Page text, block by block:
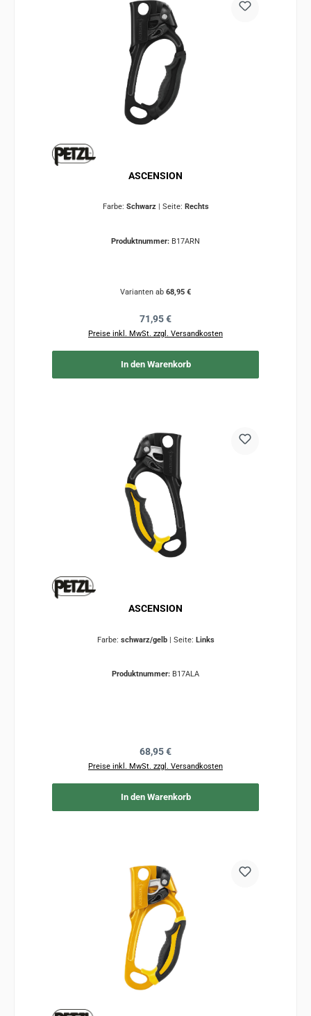
ASCENSION
Farbe: Schwarz Seite: Rechts
Produktnummer: B17ARN
Varianten ab 68,95 €
Regulärer Preis:
71,95 €
Preise inkl. MwSt. zzgl. Versandkosten
In den Warenkorb
ASCENSION
Farbe: schwarz/gelb | Seite: Links
Produktnummer: B17ALA
Regulärer Preis:
68,95 €
Preise inkl. MwSt. zzgl. Versandkosten
In den Warenkorb